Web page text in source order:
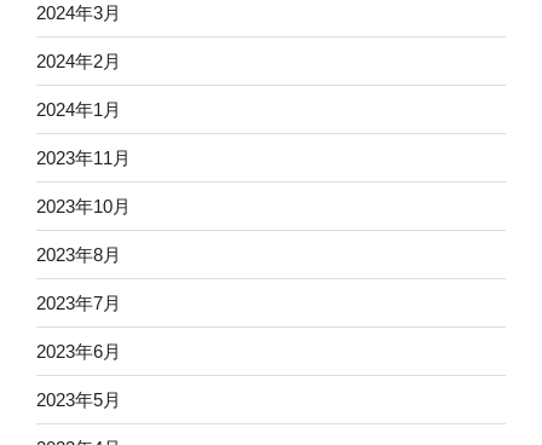
2024年3月
2024年2月
2024年1月
2023年11月
2023年10月
2023年8月
2023年7月
2023年6月
2023年5月